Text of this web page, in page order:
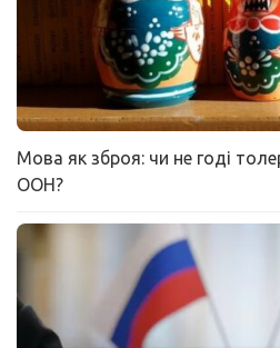
Мова як зброя: чи не годі
ООН?